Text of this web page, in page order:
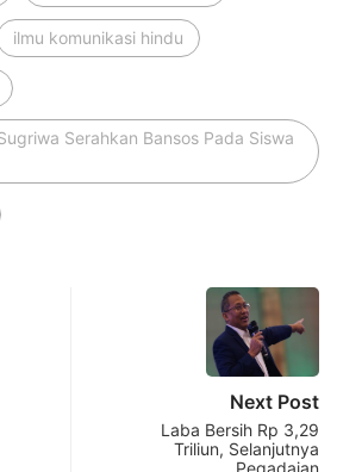
ilmu komunikasi hindu
Serahkan Bansos Pada Siswa
Next Post
Laba Bersih Rp 3,29
Triliun, Selanjutnya